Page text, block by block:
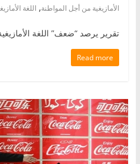
الأمازيغية من أجل المواطنة, اللغة
تقرير يرصد “ضعف” اللغة
Read more